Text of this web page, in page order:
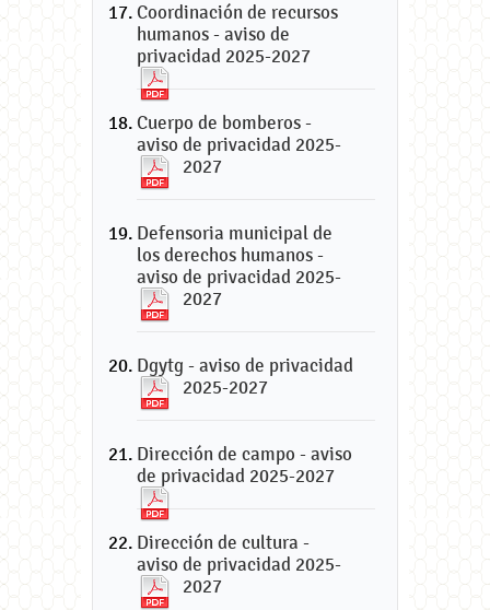
Coordinación de recursos
humanos - aviso de
privacidad 2025-2027
Cuerpo de bomberos -
aviso de privacidad 2025-
2027
Defensoria municipal de
los derechos humanos -
aviso de privacidad 2025-
2027
Dgytg - aviso de privacidad
2025-2027
Dirección de campo - aviso
de privacidad 2025-2027
Dirección de cultura -
aviso de privacidad 2025-
2027